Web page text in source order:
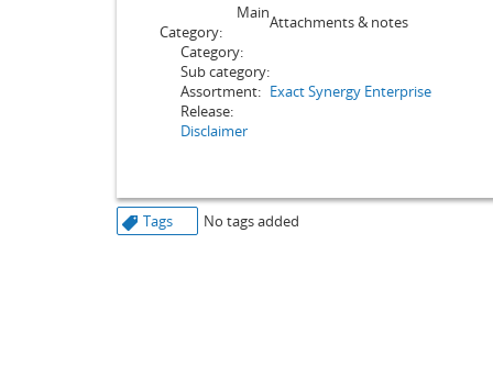
Main
Category:
Attachments & notes
Category:
Sub category:
Assortment: Exact Synergy Enterprise
Release:
Disclaimer
Tags No tags added